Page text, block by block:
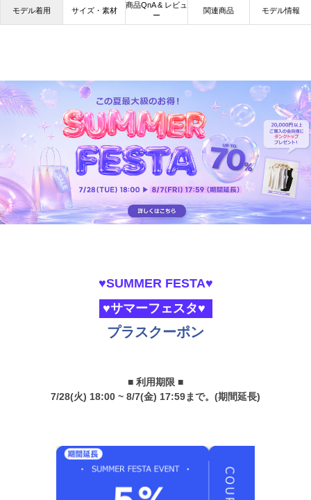
モデル着用 サイズ・素材
商品QnA & レビュ
ー
関連商品 モデル情報
♥SUMMER FESTA♥
♥サマーフェスタ♥
プラスクーポン
■ 利用期限 ■
7/28(火) 18:00 ~ 8/7(金) 17:59まで。(期間延長)